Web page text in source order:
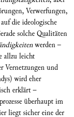
Verwerfungen,
die ideologische
solche Qualitäten
werden –
allzu leicht
Vernetzungen und
wird eher
erklärt –
überhaupt im
liegt sicher eine der